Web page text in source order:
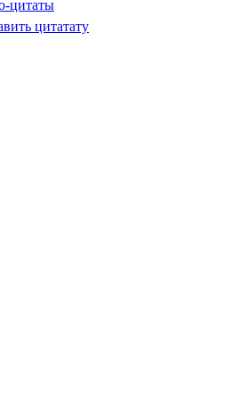
цитаты
цитатату